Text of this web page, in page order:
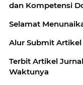
dan Kompetensi
Selamat
Alur Submit Artikel
Terbit Artikel
Waktunya